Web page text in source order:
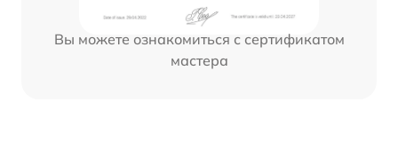
Вы можете ознакомиться с сертификатом
мастера